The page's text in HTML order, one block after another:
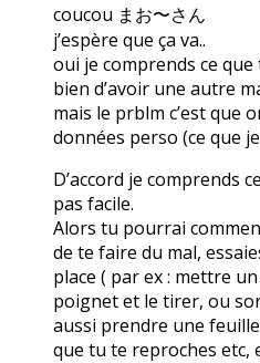
coucou まお〜さん
j’espère que ça va..
oui je comprends ce
bien d’avoir une autre
mais le prblm c’est que
données perso (ce que
D’accord je comprends
pas facile.
Alors tu pourrai
de te faire du mal,
place ( par ex : mettre
poignet et le tirer, ou
aussi prendre une
que tu te reproches etc,